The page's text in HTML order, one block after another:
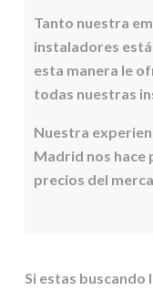
Tanto nuestra
instaladores
esta manera le
todas nuestras
Nuestra
Madrid nos hace
precios del
Si estas buscando